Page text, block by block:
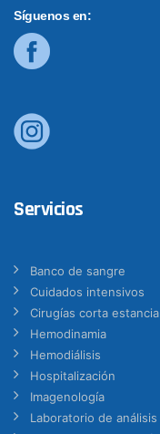
Síguenos en:
Servicios
Banco de sangre
Cuidados intensivos
Cirugías corta estancia
Hemodinamia
Hemodiálisis
Hospitalización
Imagenología
Laboratorio de análisis